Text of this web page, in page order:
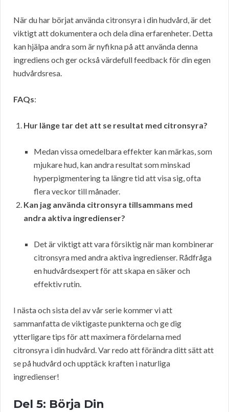
När du har börjat använda citronsyra i din hudvård, är det
viktigt att dokumentera och dela dina erfarenheter. Detta
kan hjälpa andra som är nyfikna på att använda denna
ingrediens och ger också värdefull feedback för din egen
hudvårdsresa.
FAQs:
Hur länge tar det att se resultat med citronsyra?
Medan vissa omedelbara effekter kan märkas, som
mjukare hud, kan andra resultat som minskad
hyperpigmentering ta längre tid att visa sig, ofta
flera veckor till månader.
Kan jag använda citronsyra tillsammans med
andra aktiva ingredienser?
Det är viktigt att vara försiktig när man kombinerar
citronsyra med andra aktiva ingredienser. Rådfråga
en hudvårdsexpert för att skapa en säker och
effektiv rutin.
I nästa och sista del av vår serie kommer vi att
sammanfatta de viktigaste punkterna och ge dig
ytterligare tips för att maximera fördelarna med
citronsyra i din hudvård. Var redo att förändra ditt sätt att
se på hudvård och upptäck kraften i naturliga
ingredienser!
Del 5: Börja Din